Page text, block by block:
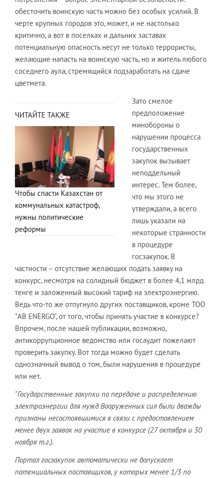
обесточить воинскую часть можно без особых усилий. В
черте крупных городов это, может, и не настолько
критично, а вот в поселках и дальних заставах
потенциальную опасность несут не только террористы,
желающие напасть на воинскую часть, но и житель любого
соседнего аула, стремящийся подзаработать на сдаче
цветмета.
ЧИТАЙТЕ ТАКЖЕ
Чтобы спасти Казахстан от
коммунальных катастроф,
нужны политические
реформы
Зато смелое
предположение
минобороны о
нарушении процесса
государственных
закупок вызывает
неподдельный
интерес. Тем более,
что мы этого не
утверждали, а всего
лишь указали на
некоторые странности
в процедуре
госзакупок. В
частности – отсутствие желающих подать заявку на
конкурс, несмотря на солидный бюджет в более 4,1 млрд
тенге и заложенный высокий тариф на электроэнергию.
Ведь что-то же отпугнуло других поставщиков, кроме ТОО
"AB ENERGO", от того, чтобы принять участие в конкурсе?
Впрочем, после нашей публикации, возможно,
антикоррупционное ведомство или госаудит пожелают
проверить закупку. Вот тогда можно будет сделать
однозначный вывод о том, были нарушения в процедуре
или нет.
"Государственные закупки по передаче и распределению
электроэнергии для нужд Вооруженных сил были дважды
признаны несостоявшимися в связи с предоставлением
менее двух заявок на участие в конкурсе (27 октября и 30
ноября т.г.).
Портал госзакупок автоматически не допускает
потенциальных поставщиков, у которых менее 1/3 по